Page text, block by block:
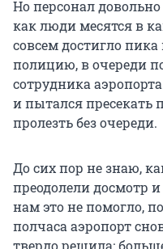
Но персонал
как люди месятся в
совсем достигло
полицию, в очереди
сотрудника
и пытался пресекать
пролезть без очереди.
До сих пор не знаю,
преодолели досмотр
нам это не помогло,
полчаса аэропорт
твердо решила: